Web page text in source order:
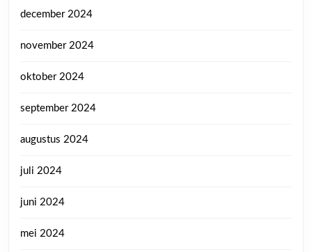
december 2024
november 2024
oktober 2024
september 2024
augustus 2024
juli 2024
juni 2024
mei 2024